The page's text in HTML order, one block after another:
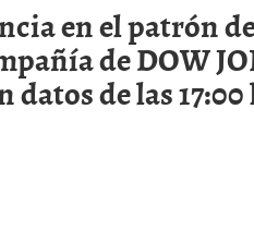
en el patrón
de DOW
de las